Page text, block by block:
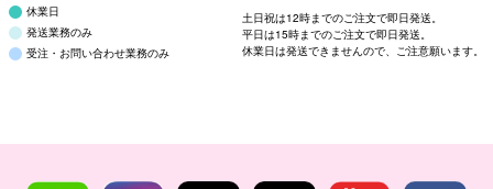
休業日
発送業務のみ
受注・お問い合わせ業務のみ
土日祝は12時までのご注文で即日発送。
平日は15時までのご注文で即日発送。
休業日は発送できませんので、ご注意願います。